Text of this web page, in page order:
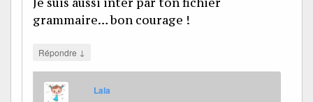
grammaire… bon courage !
Répondre ↓
Lala